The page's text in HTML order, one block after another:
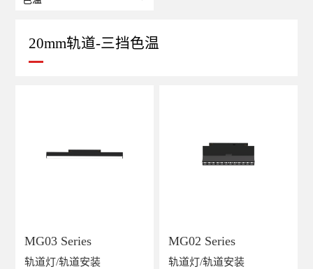
20mm轨道-三挡色温
MG03 Series
轨道灯/轨道安装
MG02 Series
轨道灯/轨道安装